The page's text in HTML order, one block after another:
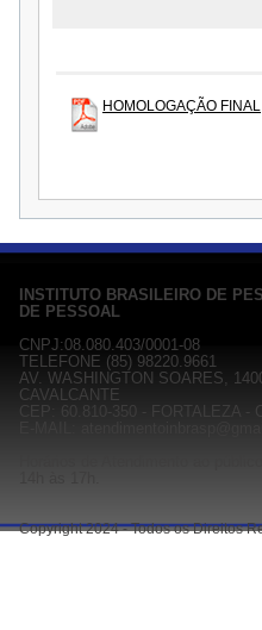
HOMOLOGAÇÃO FINAL
INSTITUTO BRASILEIRO DE
DE PESSOAL
CNPJ:08.080.403/0001-08
TELEFONE (85) 98220.9661
AV. WASHINGTON SOARES,
CAVALCANTE
CEP: 60.810-350 - FORTALEZA -
Copyright 2024 - Todos os Direitos